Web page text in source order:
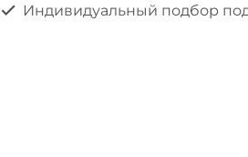
Индивидуальный подбор